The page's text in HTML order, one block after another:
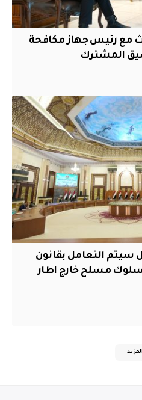
مع رئيس جهاز مكافحة
المشترك
بعد 30 ايلول سيتم التعامل بقانون
سلوك مسلح خارج اطار
المزيد